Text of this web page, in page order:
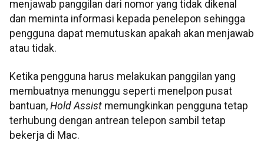
menjawab panggilan dari nomor yang tidak dikenal
dan meminta informasi kepada penelepon sehingga
pengguna dapat memutuskan apakah akan menjawab
atau tidak.
Ketika pengguna harus melakukan panggilan yang
membuatnya menunggu seperti menelpon pusat
bantuan, Hold Assist memungkinkan pengguna tetap
terhubung dengan antrean telepon sambil tetap
bekerja di Mac.